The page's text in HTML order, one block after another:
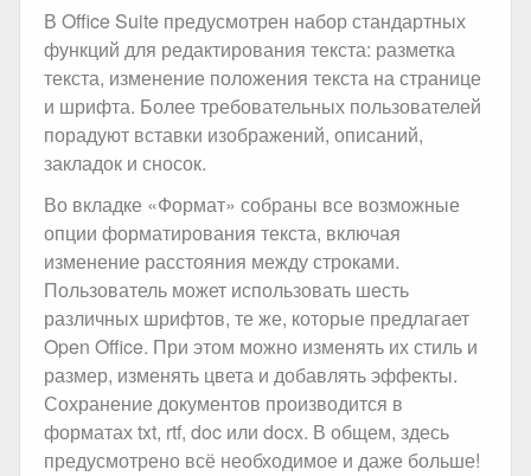
В Office Suite предусмотрен набор стандартных
функций для редактирования текста: разметка
текста, изменение положения текста на странице
и шрифта. Более требовательных пользователей
порадуют вставки изображений, описаний,
закладок и сносок.
Во вкладке «Формат» собраны все возможные
опции форматирования текста, включая
изменение расстояния между строками.
Пользователь может использовать шесть
различных шрифтов, те же, которые предлагает
Open Office. При этом можно изменять их стиль и
размер, изменять цвета и добавлять эффекты.
Сохранение документов производится в
форматах txt, rtf, doc или docx. В общем, здесь
предусмотрено всё необходимое и даже больше!